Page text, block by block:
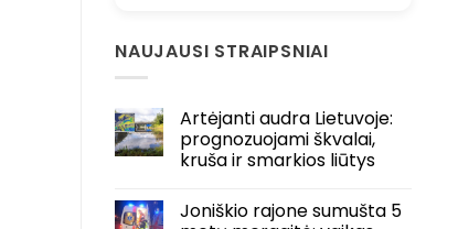
NAUJAUSI STRAIPSNIAI
Artėjanti audra Lietuvoje:
prognozuojami škvalai,
kruša ir smarkios liūtys
Joniškio rajone sumušta 5